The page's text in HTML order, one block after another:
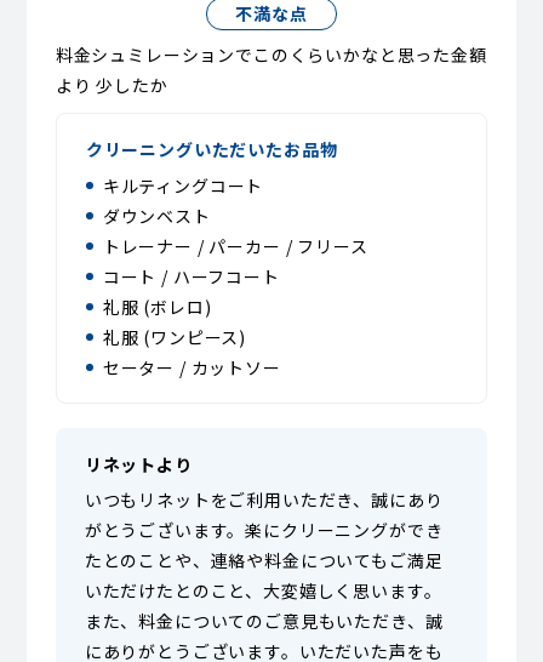
不満な点
料金シュミレーションでこのくらいかなと思った金額
より 少したか
クリーニングいただいたお品物
キルティングコート
ダウンベスト
トレーナー / パーカー / フリース
コート / ハーフコート
礼服 (ボレロ)
礼服 (ワンピース)
セーター / カットソー
リネットより
いつもリネットをご利用いただき、誠にあり
がとうございます。楽にクリーニングができ
たとのことや、連絡や料金についてもご満足
いただけたとのこと、大変嬉しく思います。
また、料金についてのご意見もいただき、誠
にありがとうございます。いただいた声をも